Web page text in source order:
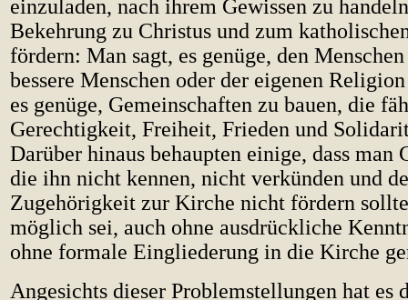
einzuladen, nach ihrem Gewissen zu
Bekehrung zu Christus und zum
fördern: Man sagt, es genüge, den
bessere Menschen oder der eigenen
es genüge, Gemeinschaften zu bauen, die
Gerechtigkeit, Freiheit, Frieden und
Darüber hinaus behaupten einige, dass man
die ihn nicht kennen, nicht verkünden und
Zugehörigkeit zur Kirche nicht fördern
möglich sei, auch ohne ausdrückliche
ohne formale Eingliederung in die Kirche
Angesichts dieser Problemstellungen hat es